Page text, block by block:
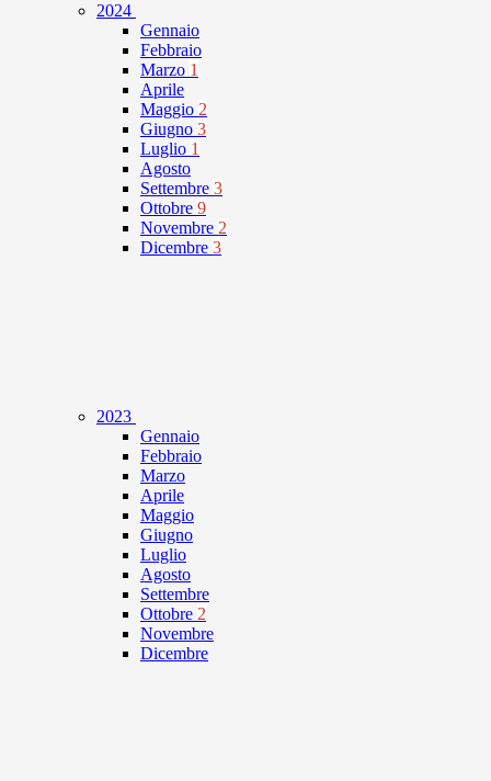
2024
Gennaio
Febbraio
Marzo 1
Aprile
Maggio 2
Giugno 3
Luglio 1
Agosto
Settembre 3
Ottobre 9
Novembre 2
Dicembre 3
2023
Gennaio
Febbraio
Marzo
Aprile
Maggio
Giugno
Luglio
Agosto
Settembre
Ottobre 2
Novembre
Dicembre